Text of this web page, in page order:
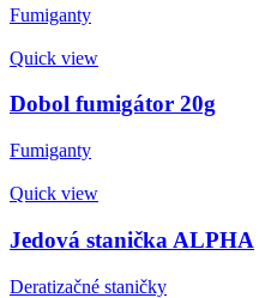
Fumiganty
Quick view
Dobol fumigátor 20g
Fumiganty
Quick view
Jedová stanička ALPHA
Deratizačné staničky